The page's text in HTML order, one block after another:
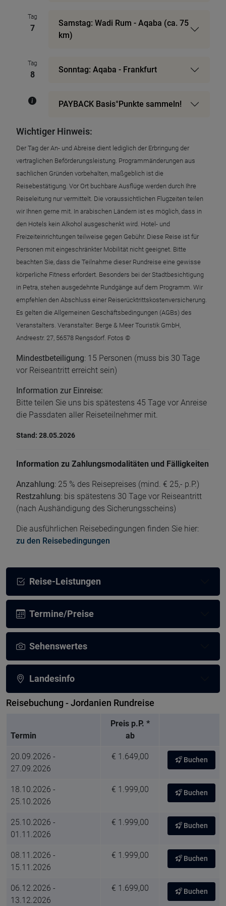
Tag
7
Samstag: Wadi Rum - Aqaba (ca. 75
km)
Tag
8
Sonntag: Aqaba - Frankfurt
PAYBACK Basis°Punkte sammeln!
Wichtiger Hinweis:
Der Tag der An- und Abreise dient lediglich der Erbringung der
vertraglichen Beförderungsleistung. Programmänderungen aus
sachlichen Gründen vorbehalten, maßgeblich ist die
Reisebestätigung. Vor Ort buchbare Ausflüge werden durch Ihre
Reiseleitung nur vermittelt. Die voraussichtlichen Flugzeiten teilen
wir Ihnen gerne mit. In arabischen Ländern ist es möglich, dass in
den Hotels kein Alkohol ausgeschenkt wird. Hotel- und
Freizeiteinrichtungen teilweise gegen Gebühr. Diese Reise ist für
Personen mit eingeschränkter Mobilität nicht geeignet. Bitte
beachten Sie, dass die Teilnahme dieser Rundreise eine gewisse
körperliche Fitness erfordert. Besonders bei der Stadtbesichtigung
in Petra, stehen ausgedehnte Rundgänge auf dem Programm. Wir
empfehlen den Abschluss einer Reiserücktrittskostenversicherung.
Es gelten die Allgemeinen Geschäftsbedingungen (AGBs) des
Veranstalters. Veranstalter: Berge & Meer Touristik GmbH,
Andreestr. 27, 56578 Rengsdorf. Fotos ©
Mindestbeteiligung: 15 Personen (muss bis 30 Tage
vor Reiseantritt erreicht sein)
Information zur Einreise:
Bitte teilen Sie uns bis spätestens 45 Tage vor Anreise
die Passdaten aller Reiseteilnehmer mit.
Stand: 28.05.2026
Information zu Zahlungsmodalitäten und Fälligkeiten
Anzahlung: 25 % des Reisepreises (mind. € 25,- p.P.)
Restzahlung: bis spätestens 30 Tage vor Reiseantritt
(nach Aushändigung des Sicherungsscheins)
Die ausführlichen Reisebedingungen finden Sie hier:
zu den Reisebedingungen
Reise-Leistungen
Termine/Preise
Sehenswertes
Landesinfo
Reisebuchung - Jordanien Rundreise
Termin
Preis p.P. *
ab
20.09.2026 -
27.09.2026
€ 1.649,00 Buchen
18.10.2026 -
25.10.2026
€ 1.999,00 Buchen
25.10.2026 -
01.11.2026
€ 1.999,00 Buchen
08.11.2026 -
15.11.2026
€ 1.999,00 Buchen
06.12.2026 -
13.12.2026
€ 1.699,00 Buchen